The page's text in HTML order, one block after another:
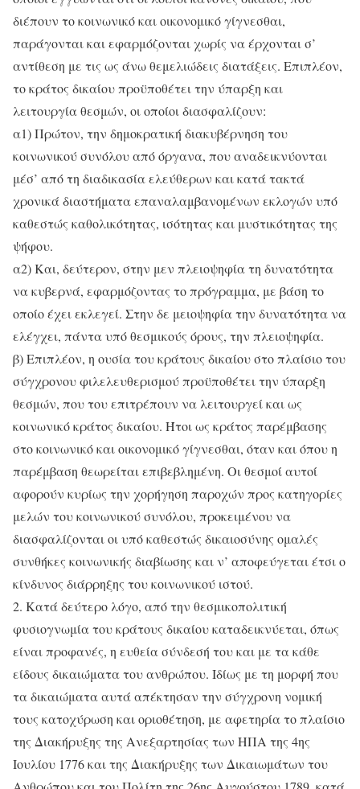
διέπουν το κοινωνικό και οικονομικό γίγνεσθαι,
παράγονται και εφαρμόζονται χωρίς να έρχονται σ’
αντίθεση με τις ως άνω θεμελιώδεις διατάξεις. Επιπλέον,
το κράτος δικαίου προϋποθέτει την ύπαρξη και
λειτουργία θεσμών, οι οποίοι διασφαλίζουν:
α1) Πρώτον, την δημοκρατική διακυβέρνηση του
κοινωνικού συνόλου από όργανα, που αναδεικνύονται
μέσ’ από τη διαδικασία ελεύθερων και κατά τακτά
χρονικά διαστήματα επαναλαμβανομένων εκλογών υπό
καθεστώς καθολικότητας, ισότητας και μυστικότητας της
ψήφου.
α2) Και, δεύτερον, στην μεν πλειοψηφία τη δυνατότητα
να κυβερνά, εφαρμόζοντας το πρόγραμμα, με βάση το
οποίο έχει εκλεγεί. Στην δε μειοψηφία την δυνατότητα να
ελέγχει, πάντα υπό θεσμικούς όρους, την πλειοψηφία.
β) Επιπλέον, η ουσία του κράτους δικαίου στο πλαίσιο του
σύγχρονου φιλελευθερισμού προϋποθέτει την ύπαρξη
θεσμών, που του επιτρέπουν να λειτουργεί και ως
κοινωνικό κράτος δικαίου. Ήτοι ως κράτος παρέμβασης
στο κοινωνικό και οικονομικό γίγνεσθαι, όταν και όπου η
παρέμβαση θεωρείται επιβεβλημένη. Οι θεσμοί αυτοί
αφορούν κυρίως την χορήγηση παροχών προς κατηγορίες
μελών του κοινωνικού συνόλου, προκειμένου να
διασφαλίζονται οι υπό καθεστώς δικαιοσύνης ομαλές
συνθήκες κοινωνικής διαβίωσης και ν’ αποφεύγεται έτσι ο
κίνδυνος διάρρηξης του κοινωνικού ιστού.
2. Κατά δεύτερο λόγο, από την θεσμικοπολιτική
φυσιογνωμία του κράτους δικαίου καταδεικνύεται, όπως
είναι προφανές, η ευθεία σύνδεσή του και με τα κάθε
είδους δικαιώματα του ανθρώπου. Ιδίως με τη μορφή που
τα δικαιώματα αυτά απέκτησαν την σύγχρονη νομική
τους κατοχύρωση και οριοθέτηση, με αφετηρία το πλαίσιο
της Διακήρυξης της Ανεξαρτησίας των ΗΠΑ της 4ης
Ιουλίου 1776 και της Διακήρυξης των Δικαιωμάτων του